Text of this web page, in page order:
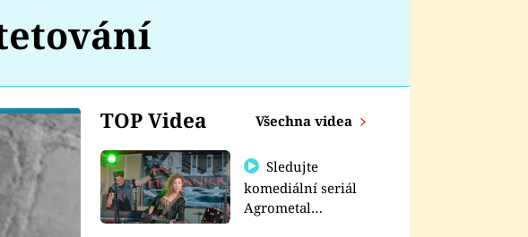
TOP Videa Všechna videa
Sledujte
komediální seriál
Agrometal